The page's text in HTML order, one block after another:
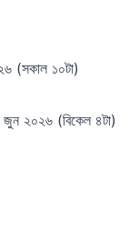
(সকাল ১০টা)
জুন ২০২৬ (বিকেল ৪টা)